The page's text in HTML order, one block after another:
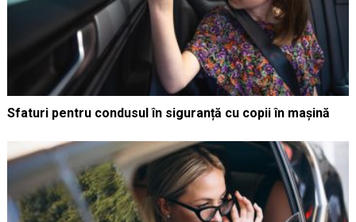
Sfaturi pentru condusul în siguranță cu copii în mașină